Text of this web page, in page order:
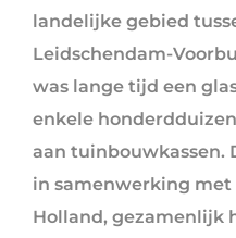
landelijke gebied
Leidschendam-
was lange tijd een
enkele
aan tuinbouwkassen.
in samenwerking
Holland, gezamenlijk